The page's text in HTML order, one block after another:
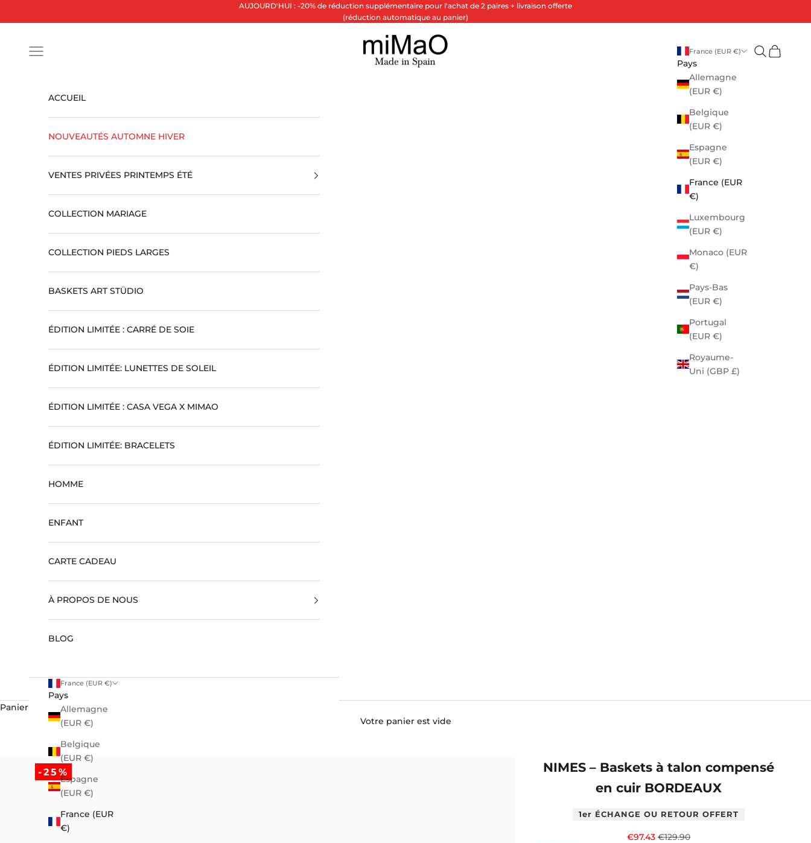
AUJOURD'HUI : -20% de réduction supplémentaire pour l'achat de 2 paires + livraison offerte
(réduction automatique au panier)
miMaO ®
Ouvrir la navigation
France (EUR €)
Pays
Allemagne
(EUR €)
Belgique
(EUR €)
Espagne
(EUR €)
France (EUR
€)
Luxembourg
(EUR €)
Monaco (EUR
€)
Pays-Bas
(EUR €)
Portugal
(EUR €)
Royaume-
Uni (GBP £)
Ouvrir la
Voir le
ACCUEIL
NOUVEAUTÉS AUTOMNE HIVER
VENTES PRIVÉES PRINTEMPS ÉTÉ
COLLECTION MARIAGE
COLLECTION PIEDS LARGES
BASKETS ART STÜDIO
ÉDITION LIMITÉE : CARRÉ DE SOIE
ÉDITION LIMITÉE: LUNETTES DE SOLEIL
ÉDITION LIMITÉE : CASA VEGA X MIMAO
ÉDITION LIMITÉE: BRACELETS
HOMME
ENFANT
CARTE CADEAU
À PROPOS DE NOUS
BLOG
France (EUR €)
Pays
Allemagne
(EUR €)
Belgique
(EUR €)
Espagne
(EUR €)
France (EUR
€)
Panier
Votre panier est vide
-25%
NIMES – Baskets à talon compensé
en cuir BORDEAUX
1er ÉCHANGE OU RETOUR OFFERT
Prix de vente
€97.43 Prix normal
€129.90